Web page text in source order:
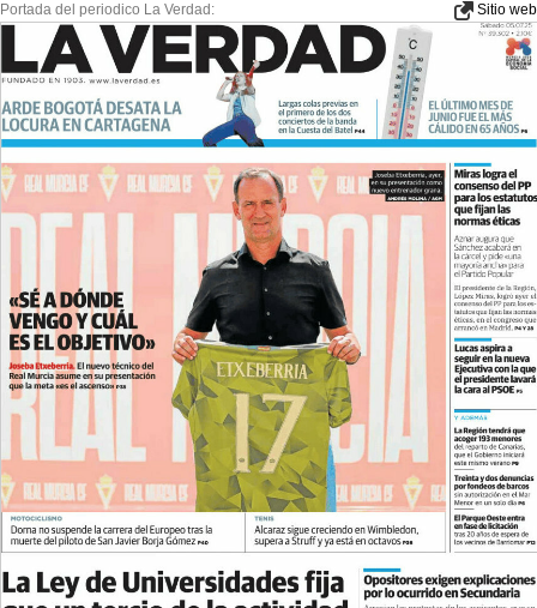
Portada del periodico La Verdad: Sitio web